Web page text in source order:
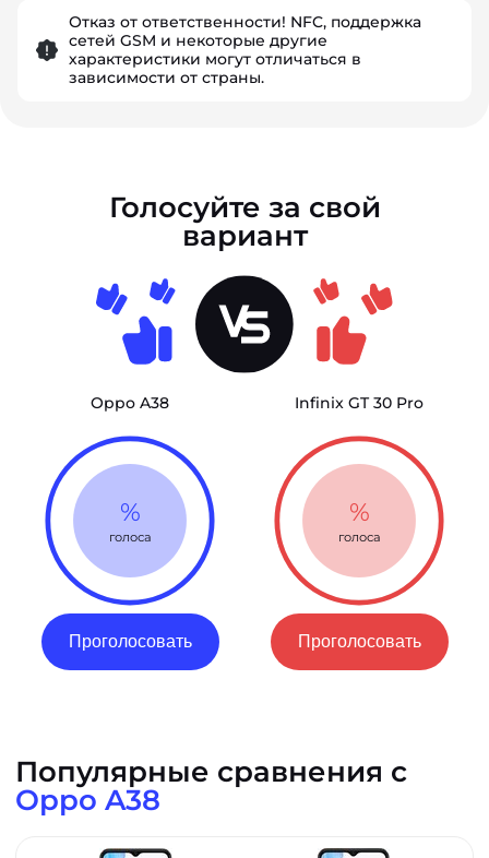
Отказ от ответственности! NFC, поддержка
сетей GSM и некоторые другие
характеристики могут отличаться в
зависимости от страны.
Голосуйте за свой
вариант
Oppo A38
%
голоса
Проголосовать
Infinix GT 30 Pro
%
голоса
Проголосовать
Популярные сравнения с
Oppo A38